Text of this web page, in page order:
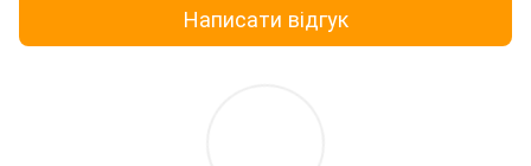
Написати відгук